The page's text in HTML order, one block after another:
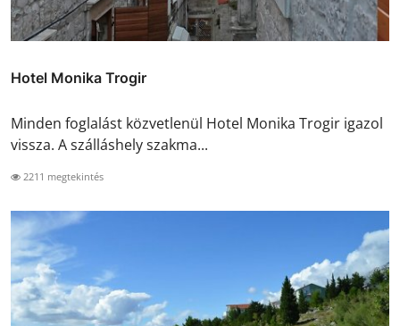
Hotel Monika Trogir
Minden foglalást közvetlenül Hotel Monika Trogir igazol
vissza. A szálláshely szakma...
2211 megtekintés